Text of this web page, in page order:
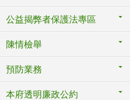
公益揭弊者保護法專區
陳情檢舉
預防業務
本府透明廉政公約